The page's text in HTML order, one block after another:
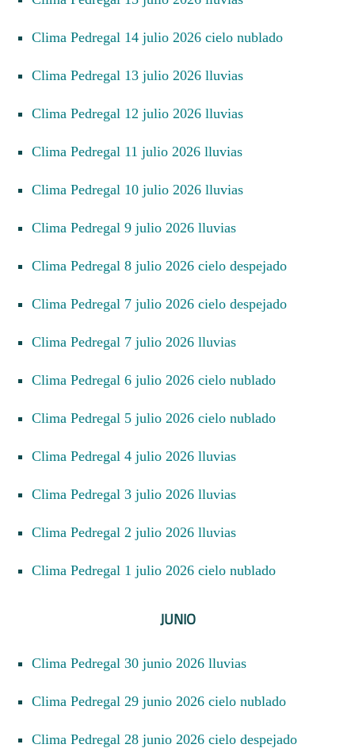
Clima Pedregal 14 julio 2026 cielo nublado
Clima Pedregal 13 julio 2026 lluvias
Clima Pedregal 12 julio 2026 lluvias
Clima Pedregal 11 julio 2026 lluvias
Clima Pedregal 10 julio 2026 lluvias
Clima Pedregal 9 julio 2026 lluvias
Clima Pedregal 8 julio 2026 cielo despejado
Clima Pedregal 7 julio 2026 cielo despejado
Clima Pedregal 7 julio 2026 lluvias
Clima Pedregal 6 julio 2026 cielo nublado
Clima Pedregal 5 julio 2026 cielo nublado
Clima Pedregal 4 julio 2026 lluvias
Clima Pedregal 3 julio 2026 lluvias
Clima Pedregal 2 julio 2026 lluvias
Clima Pedregal 1 julio 2026 cielo nublado
JUNIO
Clima Pedregal 30 junio 2026 lluvias
Clima Pedregal 29 junio 2026 cielo nublado
Clima Pedregal 28 junio 2026 cielo despejado